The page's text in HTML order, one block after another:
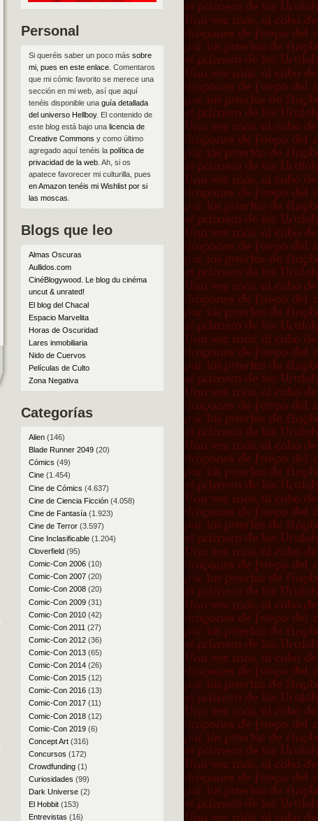
Personal
Si queréis saber un poco más sobre
mi, pues en este enlace. Comentaros
que mi cómic favorito se merece una
sección en mi web, así que aquí
tenéis disponible una guía detallada
del universo Hellboy. El contenido de
este blog está bajo una licencia de
Creative Commons y como último
agregado aquí tenéis la política de
privacidad de la web. Ah, si os
apatece favorecer mi culturilla, pues
en Amazon tenéis mi Wishlist por si
las moscas
Blogs que leo
Almas Oscuras
Aullidos.com
CinéBlogywood. Le blog du cinéma
uncut & unrated!
El blog del Chacal
Espacio Marvelita
Horas de Oscuridad
Lares inmobiliaria
Nido de Cuervos
Películas de Culto
Zona Negativa
Categorías
Alien(146)
Blade Runner 2049(20)
Cómics (49)
Cine(1.454)
Cine de Cómics (4.637)
Cine de Ciencia Ficción(4.058)
Cine de Fantasía(1.923)
Cine de Terror(3.597)
Cine Inclasificable(1.204)
Cloverfield(95)
Comic-Con 2006(10)
Comic-Con 2007(20)
Comic-Con 2008(20)
Comic-Con 2009(31)
Comic-Con 2010(42)
Comic-Con 2011 (27)
Comic-Con 2012(36)
Comic-Con 2013(65)
Comic-Con 2014(26)
Comic-Con 2015(12)
Comic-Con 2016(13)
Comic-Con 2017(11)
Comic-Con 2018(12)
Comic-Con 2019(6)
Concept Art(316)
Concursos (172)
Crowdfunding(1)
Curiosidades (99)
Dark Universe(2)
El Hobbit(153)
Entrevistas (16)